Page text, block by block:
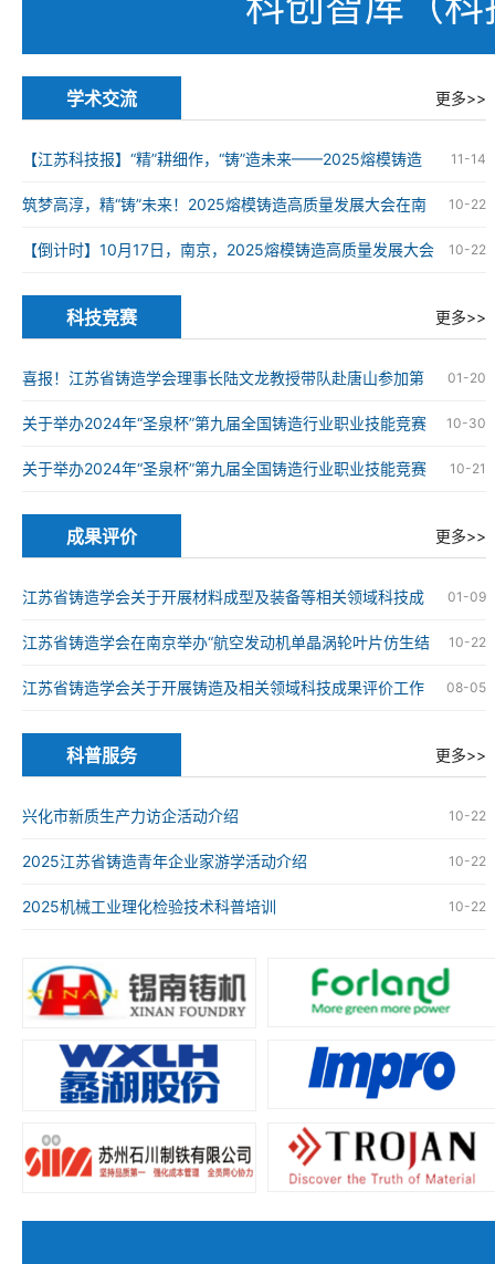
学术交流 更多>>
11-14
【江苏科技报】“精”耕细作，“铸”造未来——2025熔模铸造
高质量发展大会在南京举办 10-22
筑梦高淳，精“铸”未来！2025熔模铸造高质量发展大会在南
京高淳成功举办 10-22
【倒计时】10月17日，南京，2025熔模铸造高质量发展大会
科技竞赛 更多>>
01-20
喜报！江苏省铸造学会理事长陆文龙教授带队赴唐山参加第
九届全国铸造行业职业技能竞赛并获奖 10-30
关于举办2024年“圣泉杯”第九届全国铸造行业职业技能竞赛
的通知 10-21
关于举办2024年“圣泉杯”第九届全国铸造行业职业技能竞赛
的通知
成果评价 更多>>
01-09
江苏省铸造学会关于开展材料成型及装备等相关领域科技成
果评价工作的通知 10-22
江苏省铸造学会在南京举办“航空发动机单晶涡轮叶片仿生结
构设计与精准制造技术”科技成果评价会 08-05
江苏省铸造学会关于开展铸造及相关领域科技成果评价工作
的通知
科普服务 更多>>
10-22
兴化市新质生产力访企活动介绍
10-22
2025江苏省铸造青年企业家游学活动介绍
10-22
2025机械工业理化检验技术科普培训